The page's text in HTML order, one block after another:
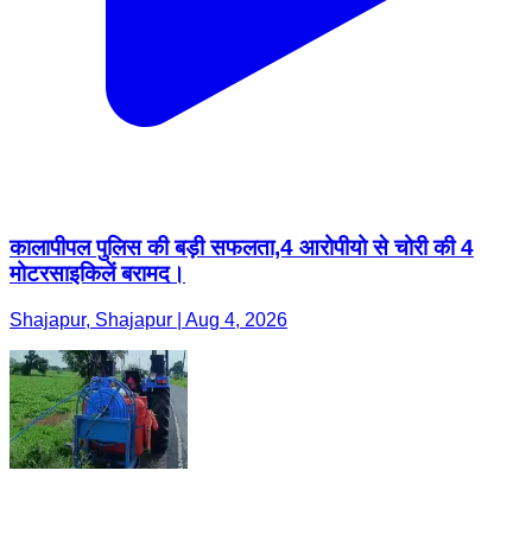
कालापीपल पुलिस की बड़ी सफलता,4 आरोपीयो से चोरी की 4
मोटरसाइकिलें बरामद।
Shajapur, Shajapur | Aug 4, 2026